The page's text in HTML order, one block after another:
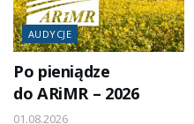
AUDYCJE
Po pieniądze
do ARiMR – 2026
01.08.2026